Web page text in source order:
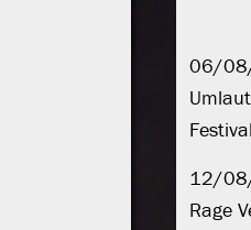
06/
12/
Rage